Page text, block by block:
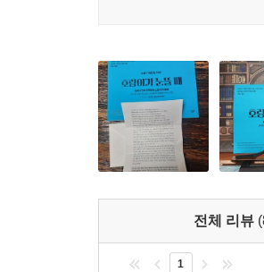
『호랑이가 눈뜰 때』에서
미국인으로서, 트랜스 남
들었던 기억은 소설에서 차
등장하는 논바이너리 캐릭
때』의 상상력은 읽은 이들
“저는 어린 시절의 절반
옛날이야기가, 우주의 별
바라요. 감사합니다.” ―『
전체 리뷰
1